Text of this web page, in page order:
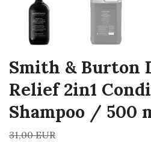
Smith & Burton
Relief 2in1
Shampoo / 500
31,00 EUR